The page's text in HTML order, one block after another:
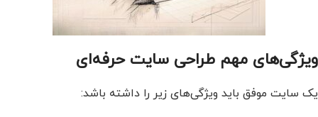
ویژگی‌های مهم طراحی سایت حرفه‌ای
یک سایت موفق باید ویژگی‌های زیر را داشته باشد: